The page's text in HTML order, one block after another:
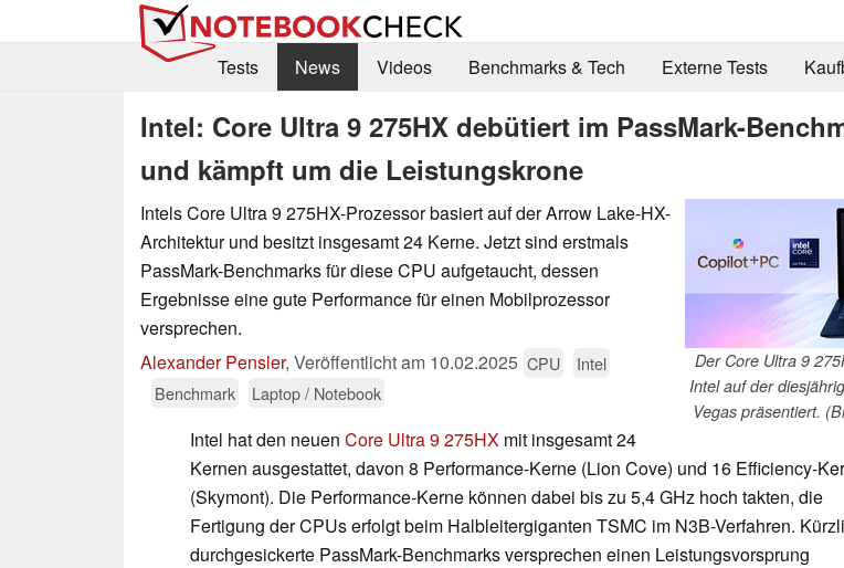
Tests
News Videos Benchmarks & Tech Externe Tests
Intel: Core Ultra 9 275HX debütiert im PassMark-
und kämpft um die Leistungskrone
Der Core Ultra 9
Intel auf der
Vegas präsentiert.
Intels Core Ultra 9 275HX-Prozessor basiert auf der Arrow Lake-HX-
Architektur und besitzt insgesamt 24 Kerne. Jetzt sind erstmals
PassMark-Benchmarks für diese CPU aufgetaucht, dessen
Ergebnisse eine gute Performance für einen Mobilprozessor
versprechen.
Alexander Pensler, Veröffentlicht am 10.02.2025 CPU
Intel
Benchmark
Laptop / Notebook
Intel hat den neuen Core Ultra 9 275HX mit insgesamt 24
Kernen ausgestattet, davon 8 Performance-Kerne (Lion Cove) und 16 Efficiency-
(Skymont). Die Performance-Kerne können dabei bis zu 5,4 GHz hoch takten, die
Fertigung der CPUs erfolgt beim Halbleitergiganten TSMC im N3B-Verfahren.
durchgesickerte PassMark-Benchmarks versprechen einen Leistungsvorsprung